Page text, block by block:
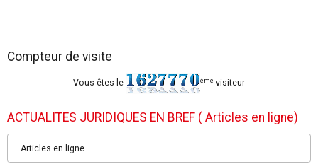
Compteur de visite
Vous êtes le ème visiteur
ACTUALITES JURIDIQUES EN BREF ( Articles en ligne)
Articles en ligne